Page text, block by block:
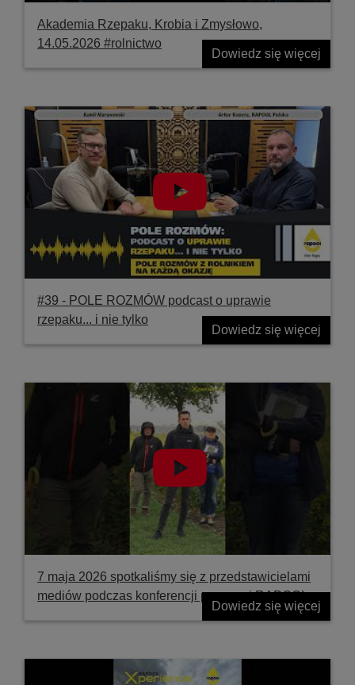
Akademia Rzepaku, Krobia i Zmysłowo,
14.05.2026 #rolnictwo
Dowiedz się więcej
#39 ‐ POLE ROZMÓW podcast o uprawie
rzepaku... i nie tylko
Dowiedz się więcej
7 maja 2026 spotkaliśmy się z przedstawicielami
mediów podczas konferencji prasowej RAPOOL
Dowiedz się więcej